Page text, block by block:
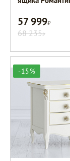
57 999Р
68 235Р
-15%